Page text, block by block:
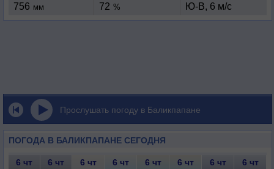
756 мм 72 % Ю-В, 6 м/с
Прослушать погоду в Баликпапане
ПОГОДА В БАЛИКПАПАНЕ СЕГОДНЯ
6 чт 6 чт 6 чт 6 чт 6 чт 6 чт 6 чт 6 чт